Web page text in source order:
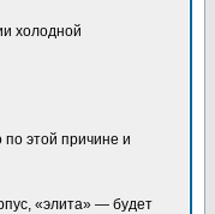
холодной
этой причине и
«элита» — будет